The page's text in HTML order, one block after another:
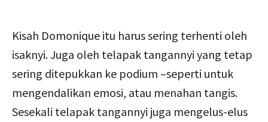
Kisah Domonique itu harus sering terhenti oleh
isaknyi. Juga oleh telapak tangannyi yang tetap
sering ditepukkan ke podium –seperti untuk
mengendalikan emosi, atau menahan tangis.
Sesekali telapak tangannyi juga mengelus-elus